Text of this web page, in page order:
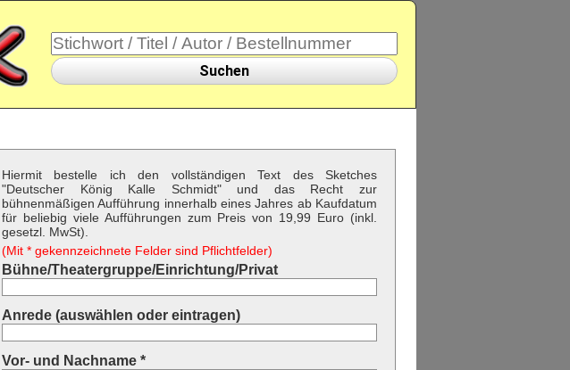
Suchen
Hiermit bestelle ich den vollständigen Text des Sketches
"Deutscher König Kalle Schmidt" und das Recht zur
bühnenmäßigen Aufführung innerhalb eines Jahres ab Kaufdatum
für beliebig viele Aufführungen zum Preis von 19,99 Euro (inkl.
gesetzl. MwSt).
(Mit * gekennzeichnete Felder sind Pflichtfelder)
Bühne/Theatergruppe/Einrichtung/Privat
Anrede (auswählen oder eintragen)
Vor- und Nachname *